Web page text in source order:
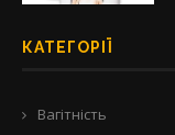
КАТЕГОРІЇ
Вагітність